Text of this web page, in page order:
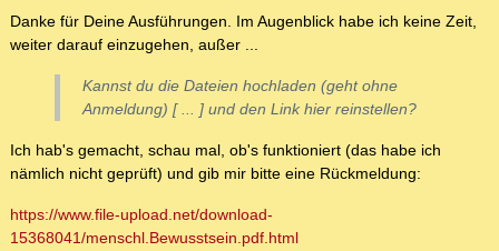
Danke für Deine Ausführungen. Im Augenblick habe ich keine Zeit,
weiter darauf einzugehen, außer ...
Kannst du die Dateien hochladen (geht ohne
Anmeldung) [ ... ] und den Link hier reinstellen?
Ich hab's gemacht, schau mal, ob's funktioniert (das habe ich
nämlich nicht geprüft) und gib mir bitte eine Rückmeldung:
https://www.file-upload.net/download-
15368041/menschl.Bewusstsein.pdf.html